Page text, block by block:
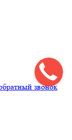
звонок